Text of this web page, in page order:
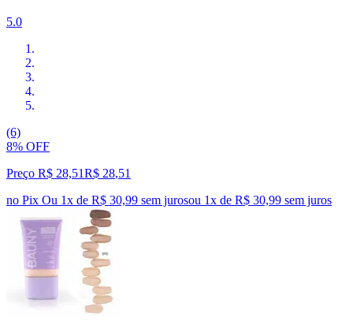
5.0
(6)
8% OFF
Preço R$ 28,51R$ 28,51
no Pix Ou 1x de R$ 30,99 sem jurosou 1x de R$ 30,99 sem juros